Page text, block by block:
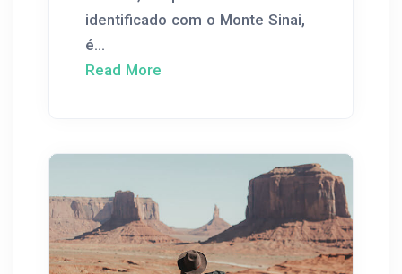
identificado com o Monte Sinai,
é...
Read More